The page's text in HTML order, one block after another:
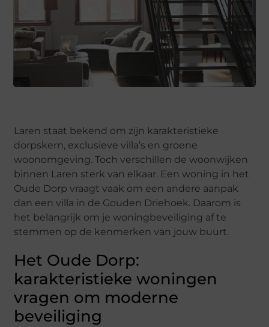
Laren staat bekend om zijn karakteristieke
dorpskern, exclusieve villa’s en groene
woonomgeving. Toch verschillen de woonwijken
binnen Laren sterk van elkaar. Een woning in het
Oude Dorp vraagt vaak om een andere aanpak
dan een villa in de Gouden Driehoek. Daarom is
het belangrijk om je woningbeveiliging af te
stemmen op de kenmerken van jouw buurt.
Het Oude Dorp:
karakteristieke woningen
vragen om moderne
beveiliging